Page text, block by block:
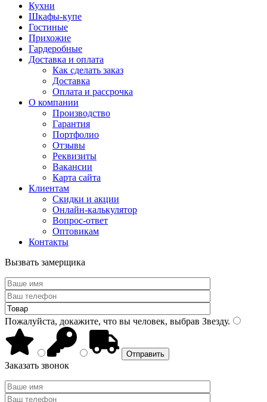
Кухни
Шкафы-купе
Гостиные
Прихожие
Гардеробные
Доставка и оплата
Как сделать заказ
Доставка
Оплата и рассрочка
О компании
Производство
Гарантия
Портфолио
Отзывы
Реквизиты
Вакансии
Карта сайта
Клиентам
Скидки и акции
Онлайн-калькулятор
Вопрос-ответ
Оптовикам
Контакты
Вызвать замерщика
Пожалуйста, докажите, что вы человек, выбрав Звезду.
Заказать звонок